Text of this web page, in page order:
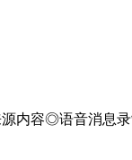
内容◎语音消息